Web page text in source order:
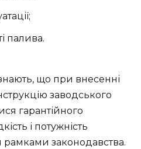
палива.
що при внесенні
заводського
гарантійного
і потужність
законодавства.